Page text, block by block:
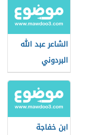
الشاعر عبد الله
البردوني
ابن خفاجة